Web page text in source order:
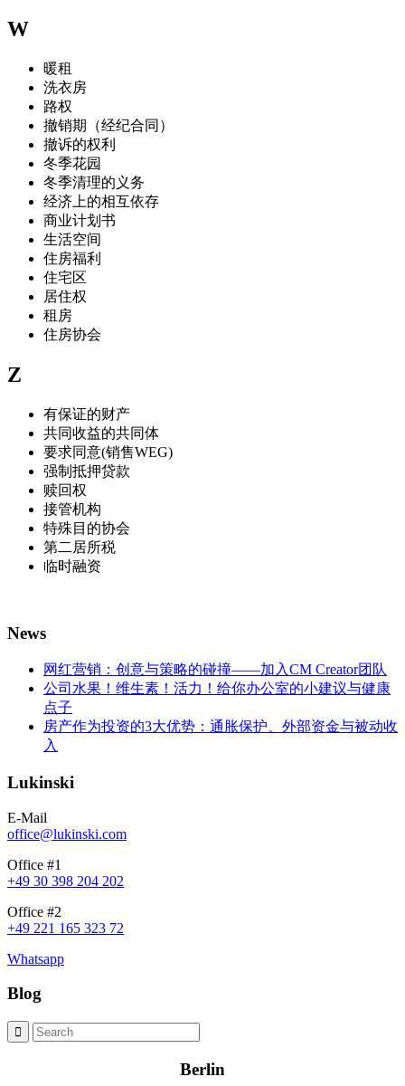
W
暖租
洗衣房
路权
撤销期（经纪合同）
撤诉的权利
冬季花园
冬季清理的义务
经济上的相互依存
商业计划书
生活空间
住房福利
住宅区
居住权
租房
住房协会
Z
有保证的财产
共同收益的共同体
要求同意(销售WEG)
强制抵押贷款
赎回权
接管机构
特殊目的协会
第二居所税
临时融资
News
网红营销：创意与策略的碰撞——加入CM Creator团队
公司水果！维生素！活力！给你办公室的小建议与健康
点子
房产作为投资的3大优势：通胀保护、外部资金与被动收
入
Lukinski
E-Mail
office@lukinski.com
Office #1
+49 30 398 204 202
Office #2
+49 221 165 323 72
Whatsapp
Blog
Berlin